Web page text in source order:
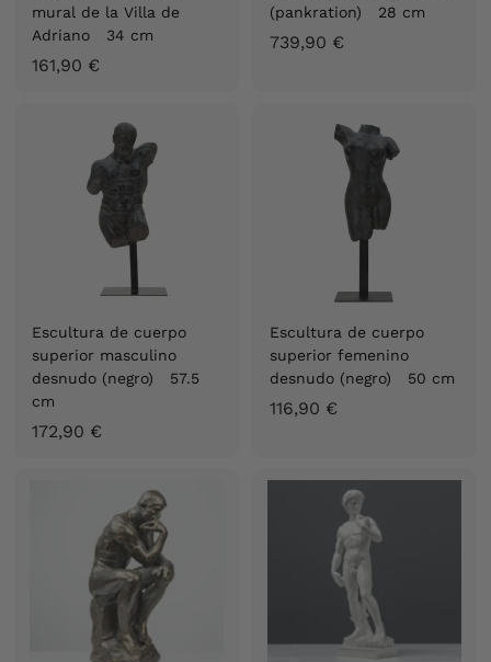
mural de la Villa de
Adriano 34 cm
161,90 €1
9
0
€
(pankration) 28 cm
739,90 €7
,
9
0
€
Escultura de cuerpo
superior masculino
desnudo (negro) 57.5
cm
172,90 €1
9
0
€
Escultura de cuerpo
superior femenino
desnudo (negro) 50 cm
116,90 €1
,
9
0
€